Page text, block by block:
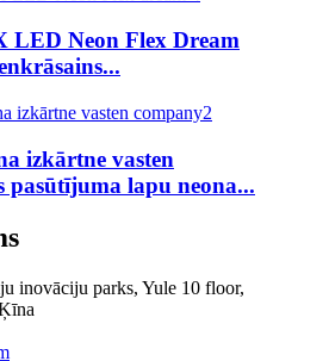
LED Neon Flex Dream
izkārtne vasten
pasūtījuma lapu neona...
inovāciju parks, Yule 10 floor,